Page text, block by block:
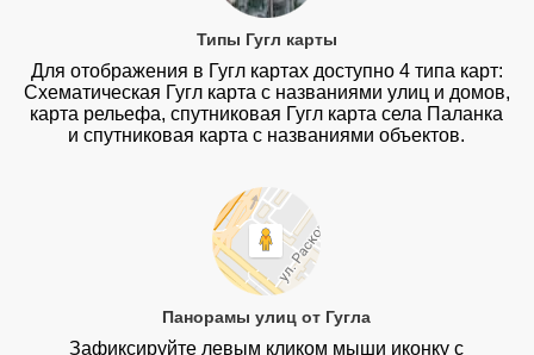
Типы Гугл карты
Для отображения в Гугл картах доступно 4 типа карт:
Схематическая Гугл карта с названиями улиц и домов,
карта рельефа, спутниковая Гугл карта села Паланка
и спутниковая карта с названиями объектов.
Панорамы улиц от Гугла
Зафиксируйте левым кликом мыши иконку с